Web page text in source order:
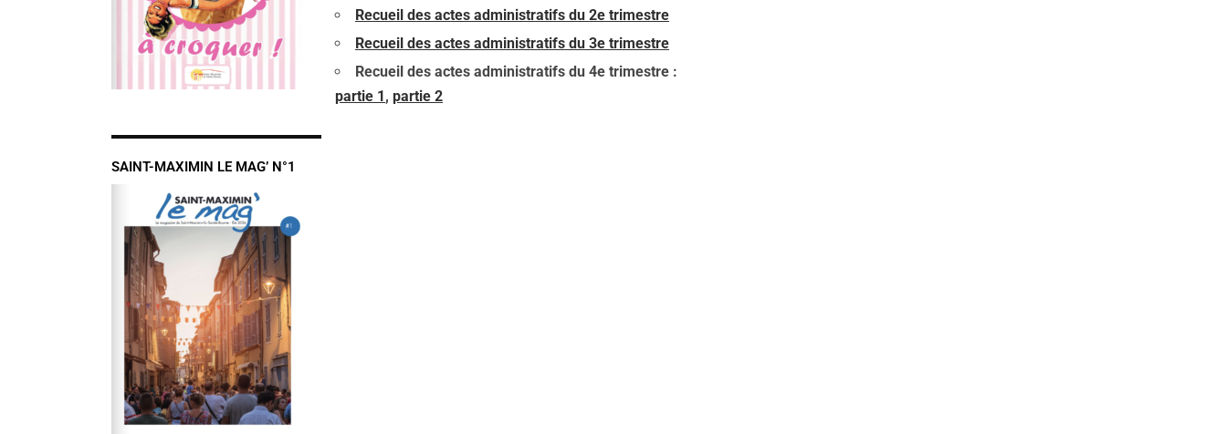
SAINT-MAXIMIN LE MAG’ N°1
Recueil des actes administratifs du 2e trimestre
Recueil des actes administratifs du 3e trimestre
Recueil des actes administratifs du 4e trimestre :
partie 1, partie 2